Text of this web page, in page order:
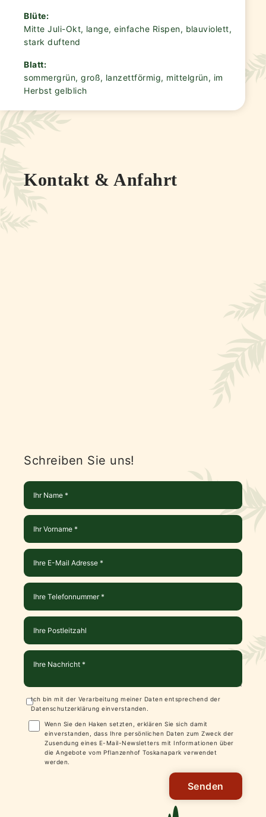
Blüte:
Mitte Juli-Okt, lange, einfache Rispen, blauviolett,
stark duftend
Blatt:
sommergrün, groß, lanzettförmig, mittelgrün, im
Herbst gelblich
Kontakt & Anfahrt
Schreiben Sie uns!
Ich bin mit der Verarbeitung meiner Daten entsprechend der
Datenschutzerklärung einverstanden.
Wenn Sie den Haken setzten, erklären Sie sich damit
einverstanden, dass Ihre persönlichen Daten zum Zweck der
Zusendung eines E-Mail-Newsletters mit Informationen über
die Angebote vom Pflanzenhof Toskanapark verwendet
werden.
Senden